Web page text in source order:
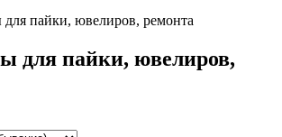
пайки, ювелиров, ремонта
для пайки, ювелиров,